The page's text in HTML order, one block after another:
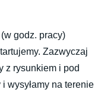
(w godz. pracy)
Zazwyczaj
z rysunkiem i pod
wysyłamy na terenie